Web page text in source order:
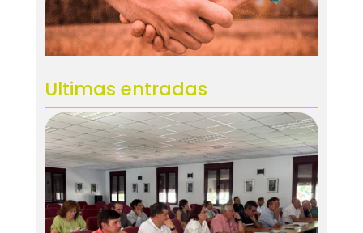
Ultimas entradas